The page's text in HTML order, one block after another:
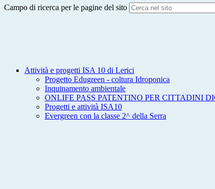
Campo di ricerca per le pagine del sito
Attività e progetti ISA 10 di Lerici
Progetto Edugreen - coltura Idroponica
Inquinamento ambientale
ONLIFE PASS PATENTINO PER CITTADINI
Progetti e attività ISA10
Evergreen con la classe 2^ della Serra